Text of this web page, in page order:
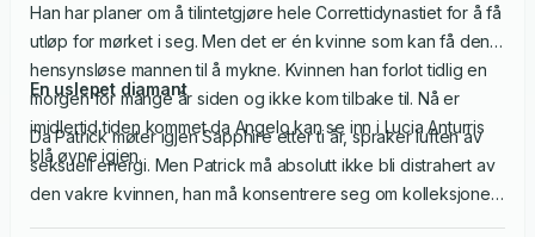
Han har planer om å tilintetgjøre hele Correttidynastiet for å få
utløp for mørket i seg. Men det er én kvinne som kan få den
hensynsløse mannen til å mykne. Kvinnen han forlot tidlig en
morgen for mange år siden og ikke kom tilbake til. Nå er
imidlertid tiden kommet da Angelo kan se inn i Lucia Anturris
blå øyne igjen.
En uslepet diamant
Da Patrick møter igjen Sapphire etter ti år, spraker luften av
seksuell energi. Men Patrick må absolutt ikke bli distrahert av
den vakre kvinnen, han må konsentrere seg om kolleksjonen